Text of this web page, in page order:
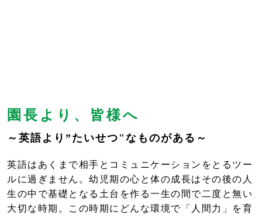
園長より、皆様へ
～英語より”たいせつ"なものがある～
英語はあくまで相手とコミュニケーションをとるツー
ルに過ぎません。幼児期の心と体の成長はその後の人
生の中で基礎となる土台を作る一生の間で二度と無い
大切な時期。この時期にどんな環境で「人間力」を育